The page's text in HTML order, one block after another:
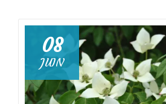
et
08
JUIN